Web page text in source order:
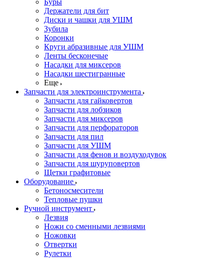
Буры
Держатели для бит
Диски и чашки для УШМ
Зубила
Коронки
Круги абразивные для УШМ
Ленты бесконечые
Насадки для миксеров
Насадки шестигранные
Еще
Запчасти для электроинструмента
Запчасти для гайковертов
Запчасти для лобзиков
Запчасти для миксеров
Запчасти для перфораторов
Запчасти для пил
Запчасти для УШМ
Запчасти для фенов и воздуходувок
Запчасти для шуруповертов
Щетки графитовые
Оборудование
Бетоносмесители
Тепловые пушки
Ручной инструмент
Лезвия
Ножи со сменными лезвиями
Ножовки
Отвертки
Рулетки